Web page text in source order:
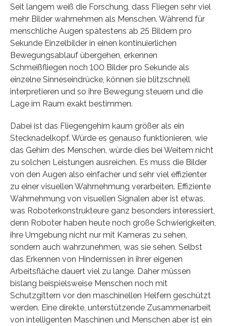
Seit langem weiß die Forschung, dass Fliegen sehr viel
mehr Bilder wahrnehmen als Menschen. Während für
menschliche Augen spätestens ab 25 Bildern pro
Sekunde Einzelbilder in einen kontinuierlichen
Bewegungsablauf übergehen, erkennen
Schmeißfliegen noch 100 Bilder pro Sekunde als
einzelne Sinneseindrücke, können sie blitzschnell
interpretieren und so ihre Bewegung steuern und die
Lage im Raum exakt bestimmen.
Dabei ist das Fliegengehirn kaum größer als ein
Stecknadelkopf. Würde es genauso funktionieren, wie
das Gehirn des Menschen, würde dies bei Weitem nicht
zu solchen Leistungen ausreichen. Es muss die Bilder
von den Augen also einfacher und sehr viel effizienter
zu einer visuellen Wahrnehmung verarbeiten. Effiziente
Wahrnehmung von visuellen Signalen aber ist etwas,
was Roboterkonstrukteure ganz besonders interessiert,
denn Roboter haben heute noch große Schwierigkeiten,
ihre Umgebung nicht nur mit Kameras zu sehen,
sondern auch wahrzunehmen, was sie sehen. Selbst
das Erkennen von Hindernissen in ihrer eigenen
Arbeitsfläche dauert viel zu lange. Daher müssen
bislang beispielsweise Menschen noch mit
Schutzgittern vor den maschinellen Helfern geschützt
werden. Eine direkte, unterstützende Zusammenarbeit
von intelligenten Maschinen und Menschen aber ist ein